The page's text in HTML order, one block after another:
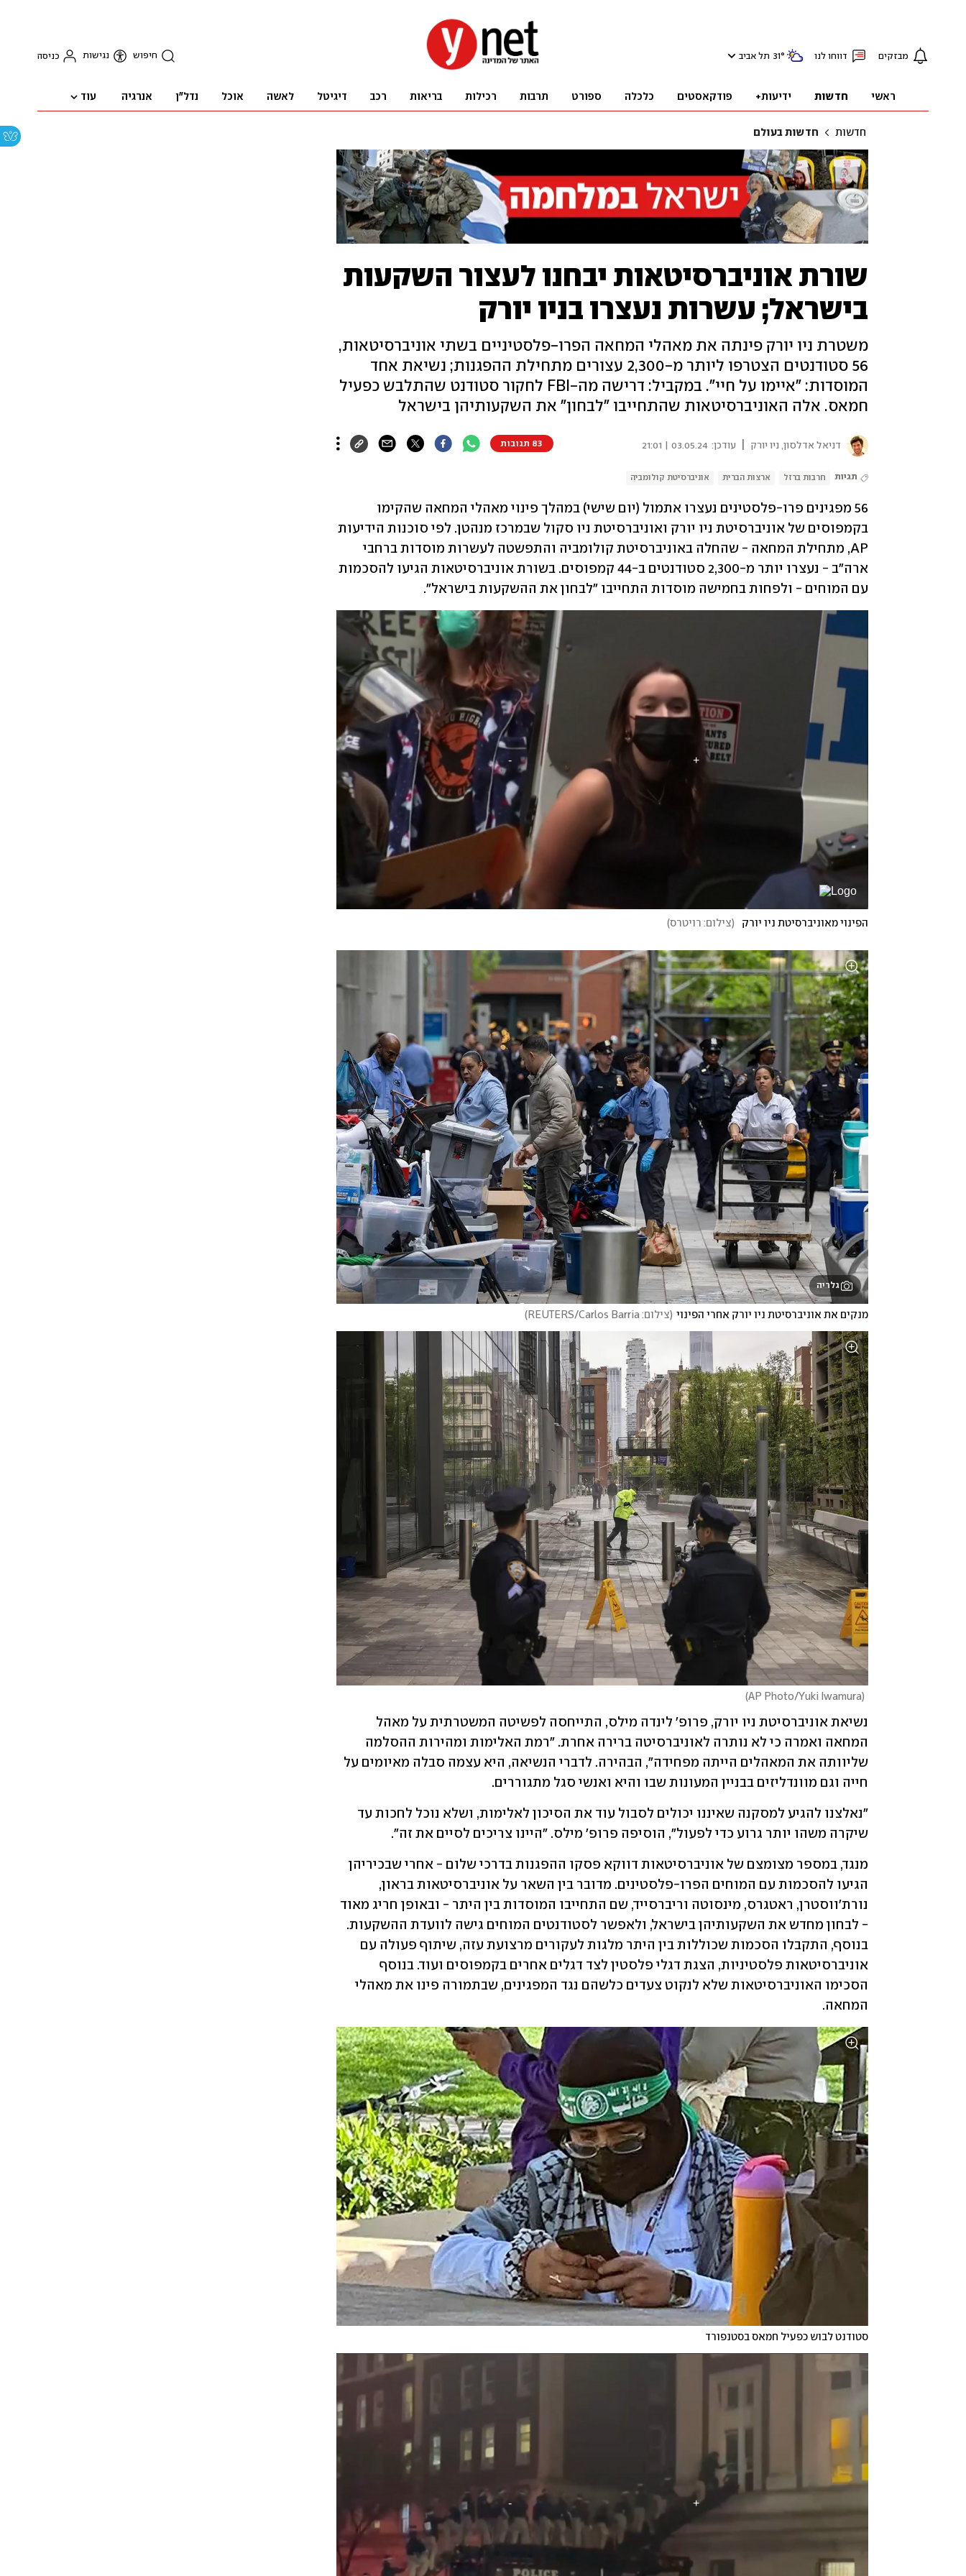
מבזקים דווחו לנו 31° תל אביב חיפוש נגישות כניסה
ראשי חדשות ידיעות+ פודקאסטים כלכלה ספורט תרבות רכילות בריאות רכב דיגיטל לאשה אוכל נדל"ן אנרגיה עוד
חדשות חדשות בעולם
שורת אוניברסיטאות יבחנו לעצור השקעות
בישראל; עשרות נעצרו בניו יורק
משטרת ניו יורק פינתה את מאהלי המחאה הפרו-פלסטיניים בשתי אוניברסיטאות,
56 סטודנטים הצטרפו ליותר מ-2,300 עצורים מתחילת ההפגנות; נשיאת אחד
המוסדות: "איימו על חיי". במקביל: דרישה מה-FBI לחקור סטודנט שהתלבש כפעיל
חמאס. אלה האוניברסיטאות שהתחייבו "לבחון" את השקעותיהן בישראל
דניאל אדלסון, ניו יורק עודכן: 03.05.24 | 21:01 83 תגובות
תגיות חרבות ברזל ארצות הברית אוניברסיטת קולומביה
עם המוחים - ולפחות בחמישה מוסדות התחייבו "לבחון את ההשקעות בישראל".
הפינוי מאוניברסיטת ניו יורק (צילום: רויטרס)
גלריה
מנקים את אוניברסיטת ניו יורק אחרי הפינוי (צילום: REUTERS/Carlos Barria )
(
AP Photo/Yuki Iwamura
)
חייה וגם מוונדליזים בבניין המעונות שבו והיא ואנשי סגל מתגוררים.
שיקרה משהו יותר גרוע כדי לפעול", הוסיפה פרופ' מילס. "היינו צריכים לסיים את זה".
המחאה.
סטודנט לבוש כפעיל חמאס בסטנפורד